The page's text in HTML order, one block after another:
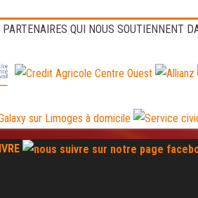
QUI NOUS SOUTIENNENT